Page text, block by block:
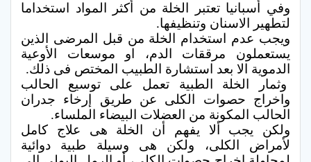
وفي أسبانيا تعتبر الخلة من أكثر المواد استخداما
لتطهير الاسنان وتنظيفها.
ويجب عدم استخدام الخلة من قبل المرضى الذين
يستعملون مرققات الدم، او موسعات الأوعية
الدموية الا بعد استشارة الطبيب المختص فى ذلك.
وثمار الخلة الطبية تعمل على توسيع الحالب
واخراج حصوات الكلى عن طريق إرخاء جدران
الحالب المكونة من العضلات البيضاء الملساء.
ولكن يجب ألا يفهم أن الخلة هى علاج كامل
لأمراض الكلى، ولكن هى وسيلة طبية دوائية